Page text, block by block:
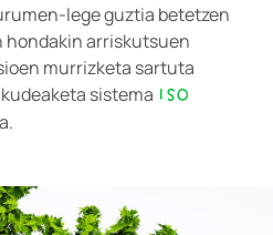
lege guztia betetzen
hondakin arriskutsuen
murrizketa sartuta
sistema ISO